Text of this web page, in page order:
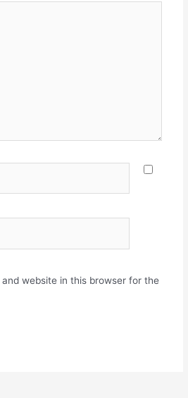
website in this browser for the